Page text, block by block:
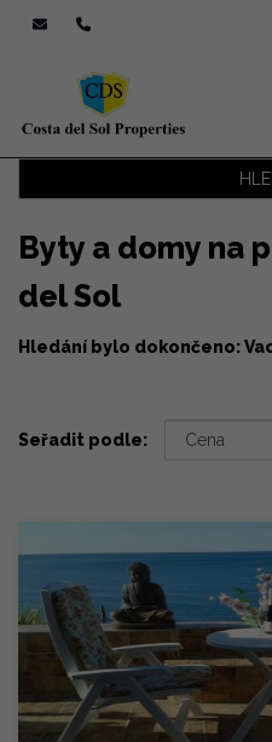
Byty a domy na
del Sol
Hledání bylo dokončeno:
Seřadit podle: